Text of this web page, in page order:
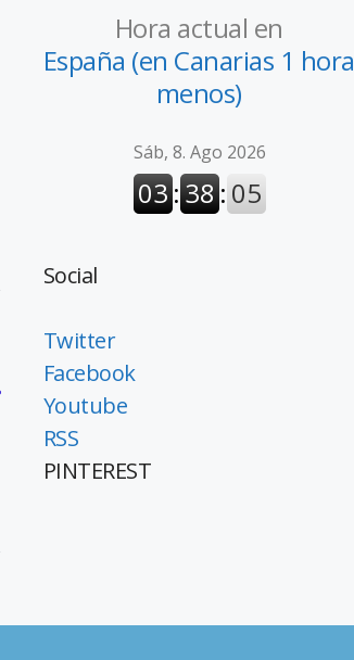
Hora actual en
España (en Canarias 1 hora
menos)
Social
Twitter
Facebook
Youtube
RSS
PINTEREST